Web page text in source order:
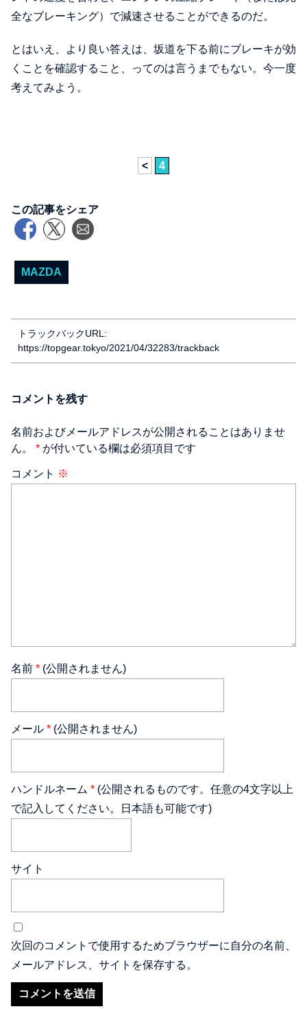
全なブレーキング）で減速させることができるのだ。
とはいえ、より良い答えは、坂道を下る前にブレーキが効
くことを確認すること、ってのは言うまでもない。今一度
考えてみよう。
< 4
この記事をシェア
MAZDA
トラックバックURL:
https://topgear.tokyo/2021/04/32283/trackback
コメントを残す
名前およびメールアドレスが公開されることはありませ
ん。 * が付いている欄は必須項目です
コメント ※
名前 * (公開されません)
メール * (公開されません)
ハンドルネーム * (公開されるものです。任意の4文字以上
で記入してください。日本語も可能です)
サイト
次回のコメントで使用するためブラウザーに自分の名前、
メールアドレス、サイトを保存する。